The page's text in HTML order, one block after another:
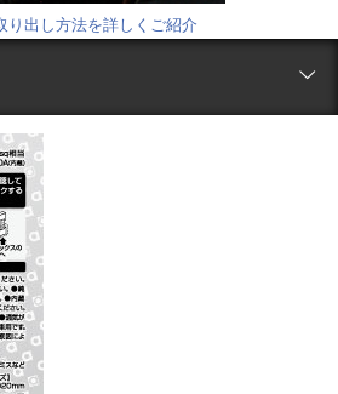
出し方法を詳しくご紹介